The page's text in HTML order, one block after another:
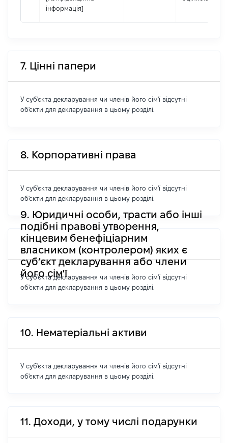
інформація]
7. Цінні папери
У суб'єкта декларування чи членів його сім'ї відсутні
об'єкти для декларування в цьому розділі.
8. Корпоративні права
У суб'єкта декларування чи членів його сім'ї відсутні
об'єкти для декларування в цьому розділі.
9. Юридичні особи, трасти або інші
подібні правові утворення,
кінцевим бенефіціарним
власником (контролером) яких є
суб’єкт декларування або члени
його сім'ї
У суб'єкта декларування чи членів його сім'ї відсутні
об'єкти для декларування в цьому розділі.
10. Нематеріальні активи
У суб'єкта декларування чи членів його сім'ї відсутні
об'єкти для декларування в цьому розділі.
11. Доходи, у тому числі подарунки